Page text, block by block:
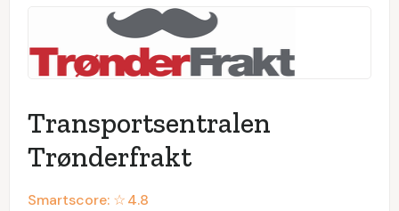
Transportsentralen
Trønderfrakt
Smartscore: ☆4.8